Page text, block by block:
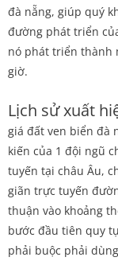
đà nẵng, giúp quý
đường phát triển
nó phát triển thành
giờ.
Lịch sử xuất
giá đất ven biển đà
kiến của 1 đội ngũ
tuyến tại châu Âu,
giãn trực tuyến
thuận vào khoảng
bước đầu tiên quy
phải buộc phải